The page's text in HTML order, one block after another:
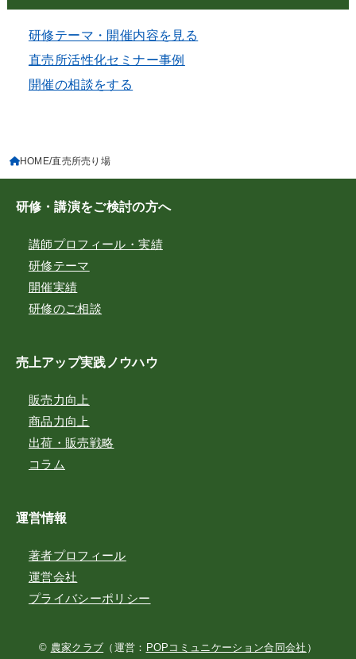
研修テーマ・開催内容を見る
直売所活性化セミナー事例
開催の相談をする
HOME 直売所売り場
研修・講演をご検討の方へ
講師プロフィール・実績
研修テーマ
開催実績
研修のご相談
売上アップ実践ノウハウ
販売力向上
商品力向上
出荷・販売戦略
コラム
運営情報
著者プロフィール
運営会社
プライバシーポリシー
© 農家クラブ （運営： POPコミュニケーション合同会社 ）